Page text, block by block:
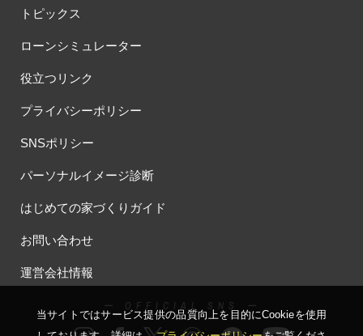
トピックス
ローンシミュレーター
役立つリンク
プライバシーポリシー
SNSポリシー
パーソナルイメージ診断
はじめての家づくりガイド
お問い合わせ
運営会社情報
ー OFFICIAL SNS ー
当サイトではサービス提供の品質向上を⽬的にCookieを使⽤